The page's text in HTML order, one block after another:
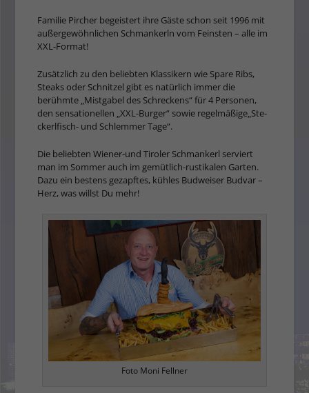
Familie Pircher begeistert ihre Gäste schon seit 1996 mit
außergewöhnlichen Schmankerln vom Feinsten – alle im
XXL-Format!
Zusätzlich zu den beliebten Klas­sikern wie Spare Ribs,
Steaks oder Schnitzel gibt es natürlich immer die
berühmte „Mistga­bel des Schreckens“ für 4 Personen,
den sensa­tionellen „XXL-Burger“ sowie regelmäßige„Ste­
ckerlfisch- und Schlem­mer Tage“.
Die beliebten Wiener-und Tiroler Schmankerl serviert
man im Sommer auch im gemütlich-rusti­kalen Garten.
Dazu ein bestens gezapftes, küh­les Budweiser Budvar –
Herz, was willst Du mehr!
Foto Moni Fellner